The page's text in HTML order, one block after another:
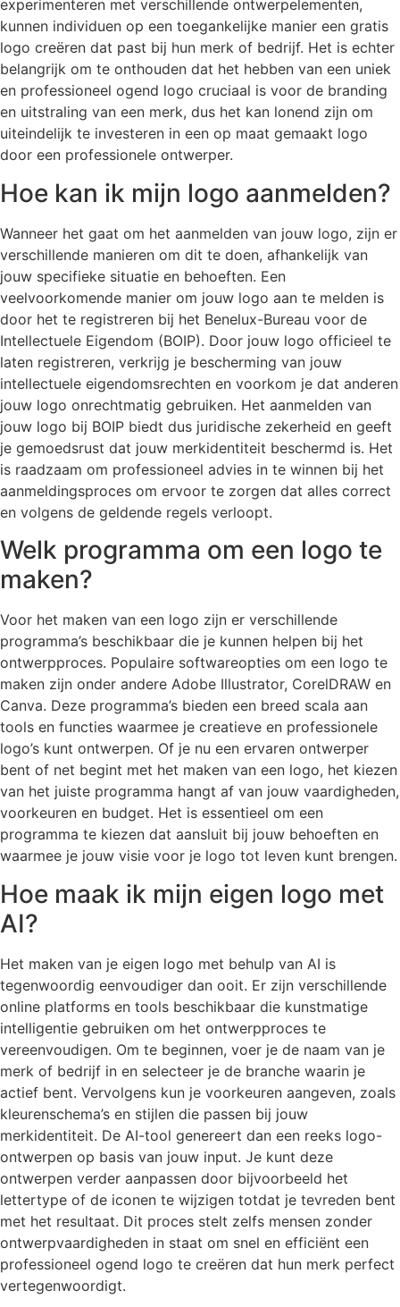
experimenteren met verschillende ontwerpelementen,
kunnen individuen op een toegankelijke manier een gratis
logo creëren dat past bij hun merk of bedrijf. Het is echter
belangrijk om te onthouden dat het hebben van een uniek
en professioneel ogend logo cruciaal is voor de branding
en uitstraling van een merk, dus het kan lonend zijn om
uiteindelijk te investeren in een op maat gemaakt logo
door een professionele ontwerper.
Hoe kan ik mijn logo aanmelden?
Wanneer het gaat om het aanmelden van jouw logo, zijn er
verschillende manieren om dit te doen, afhankelijk van
jouw specifieke situatie en behoeften. Een
veelvoorkomende manier om jouw logo aan te melden is
door het te registreren bij het Benelux-Bureau voor de
Intellectuele Eigendom (BOIP). Door jouw logo officieel te
laten registreren, verkrijg je bescherming van jouw
intellectuele eigendomsrechten en voorkom je dat anderen
jouw logo onrechtmatig gebruiken. Het aanmelden van
jouw logo bij BOIP biedt dus juridische zekerheid en geeft
je gemoedsrust dat jouw merkidentiteit beschermd is. Het
is raadzaam om professioneel advies in te winnen bij het
aanmeldingsproces om ervoor te zorgen dat alles correct
en volgens de geldende regels verloopt.
Welk programma om een logo te
maken?
Voor het maken van een logo zijn er verschillende
programma’s beschikbaar die je kunnen helpen bij het
ontwerpproces. Populaire softwareopties om een logo te
maken zijn onder andere Adobe Illustrator, CorelDRAW en
Canva. Deze programma’s bieden een breed scala aan
tools en functies waarmee je creatieve en professionele
logo’s kunt ontwerpen. Of je nu een ervaren ontwerper
bent of net begint met het maken van een logo, het kiezen
van het juiste programma hangt af van jouw vaardigheden,
voorkeuren en budget. Het is essentieel om een
programma te kiezen dat aansluit bij jouw behoeften en
waarmee je jouw visie voor je logo tot leven kunt brengen.
Hoe maak ik mijn eigen logo met
AI?
Het maken van je eigen logo met behulp van AI is
tegenwoordig eenvoudiger dan ooit. Er zijn verschillende
online platforms en tools beschikbaar die kunstmatige
intelligentie gebruiken om het ontwerpproces te
vereenvoudigen. Om te beginnen, voer je de naam van je
merk of bedrijf in en selecteer je de branche waarin je
actief bent. Vervolgens kun je voorkeuren aangeven, zoals
kleurenschema’s en stijlen die passen bij jouw
merkidentiteit. De AI-tool genereert dan een reeks logo-
ontwerpen op basis van jouw input. Je kunt deze
ontwerpen verder aanpassen door bijvoorbeeld het
lettertype of de iconen te wijzigen totdat je tevreden bent
met het resultaat. Dit proces stelt zelfs mensen zonder
ontwerpvaardigheden in staat om snel en efficiënt een
professioneel ogend logo te creëren dat hun merk perfect
vertegenwoordigt.